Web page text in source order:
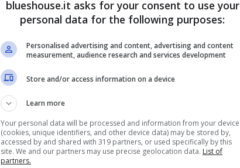
blueshouse.it asks for your consent to use your
personal data for the following purposes:
Personalised advertising and content, advertising and content
measurement, audience research and services development
Store and/or access information on a device
Learn more
Your personal data will be processed and information from your device
(cookies, unique identifiers, and other device data) may be stored by,
accessed by and shared with 319 partners, or used specifically by this
site. We and our partners may use precise geolocation data. List of
partners.